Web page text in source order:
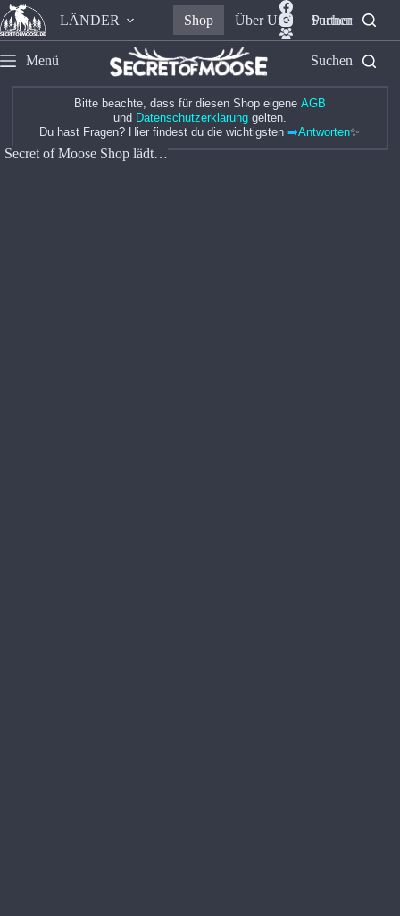
LÄNDER Shop Über Uns Partner
Suchen
Menü Suchen
Bitte beachte, dass für diesen Shop eigene AGB
und Datenschutzerklärunggelten.
Du hast Fragen? Hier findest du die wichtigsten➡️Antworten✨
Secret of Moose Shop lädt…